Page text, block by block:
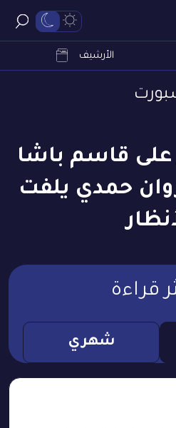
الأرشيف
على قاسم باشا
حمدي يلفت
قراءة
شهري